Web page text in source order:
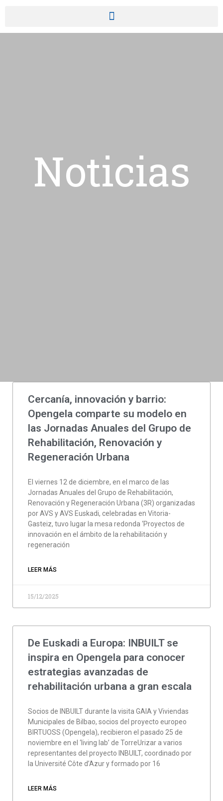
Noticias
Cercanía, innovación y barrio:
Opengela comparte su modelo en
las Jornadas Anuales del Grupo de
Rehabilitación, Renovación y
Regeneración Urbana
El viernes 12 de diciembre, en el marco de las
Jornadas Anuales del Grupo de Rehabilitación,
Renovación y Regeneración Urbana (3R) organizadas
por AVS y AVS Euskadi, celebradas en Vitoria-
Gasteiz, tuvo lugar la mesa redonda ‘Proyectos de
innovación en el ámbito de la rehabilitación y
regeneración
LEER MÁS
15/12/2025
De Euskadi a Europa: INBUILT se
inspira en Opengela para conocer
estrategias avanzadas de
rehabilitación urbana a gran escala
Socios de INBUILT durante la visita GAIA y Viviendas
Municipales de Bilbao, socios del proyecto europeo
BIRTUOSS (Opengela), recibieron el pasado 25 de
noviembre en el ‘living lab’ de TorreUrizar a varios
representantes del proyecto INBUILT, coordinado por
la Université Côte d’Azur y formado por 16
LEER MÁS